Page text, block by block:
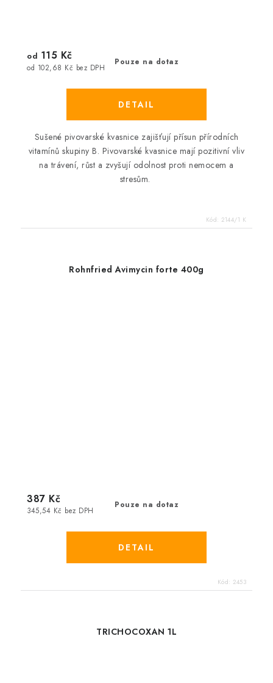
Pouze na dotaz
od 102,68 Kč bez DPH
od 115 Kč
Sušené pivovarské kvasnice zajišťují přísun přírodních
vitamínů skupiny B. Pivovarské kvasnice mají pozitivní vliv
na trávení, růst a zvyšují odolnost proti nemocem a
stresům.
Kód: 2144/1 K
Rohnfried Avimycin forte 400g
Pouze na dotaz
345,54 Kč bez DPH
387 Kč
Kód: 2453
TRICHOCOXAN 1L